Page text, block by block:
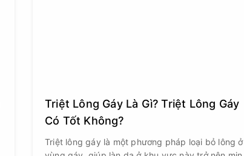
Triệt Lông Gáy Là Gì? Triệt Lông Gáy
Có Tốt Không?
Triệt lông gáy là một phương pháp loại bỏ lông ở